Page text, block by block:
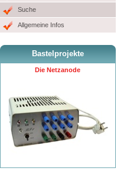
Suche
Allgemeine Infos
Bastelprojekte
Die Netzanode